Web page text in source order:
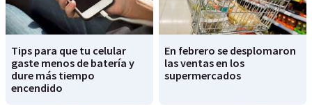
Tips para que tu celular
gaste menos de batería y
dure más tiempo
encendido
En febrero se desplomaron
las ventas en los
supermercados